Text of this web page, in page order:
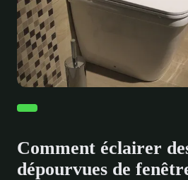
Comment éclairer
dépourvues de